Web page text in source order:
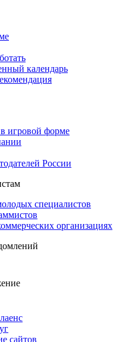
календарь
игровой форме
России
специалистов
организациях
сайтов